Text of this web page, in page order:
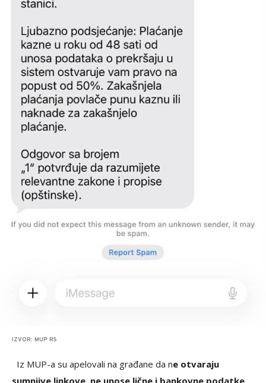
IZVOR: MUP RS
Iz MUP-a su apelovali na građane da ne otvaraju
sumnjive linkove, ne unose lične i bankovne podatke,